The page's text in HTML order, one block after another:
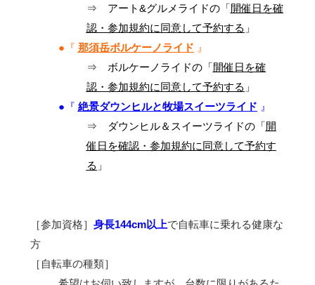
⇒ アート&グルメライドの「開催日を確
認・参加規約に同意して予約する 」
●『 那須岳ボルケーノライド 』
⇒ ボルケーノライドの「開催日を確
認・参加規約に同意して予約する 」
●『 絶景ダウンヒルと牧場スイーツライド 』
⇒ ダウンヒル＆スイーツライドの「開
催日を確認・参加規約に同意して予約す
る 」
［参加資格］ 身長144cm以上で自転車に乗れる健康な
方
［自転車の種類］